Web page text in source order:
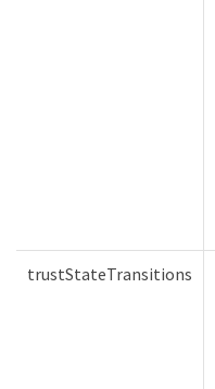
trustStateTransitions